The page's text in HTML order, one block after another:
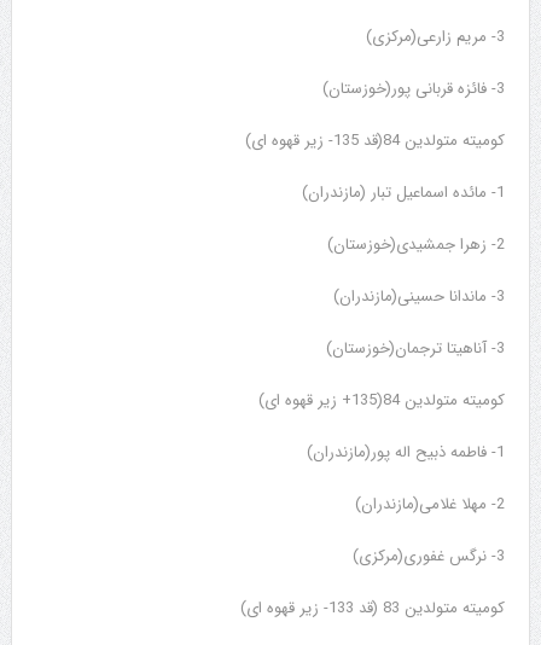
3- مریم زارعی(مرکزی)
3- فائزه قربانی پور(خوزستان)
کومیته متولدین 84(قد 135- زیر قهوه ای)
1- مائده اسماعیل تبار (مازندران)
2- زهرا جمشیدی(خوزستان)
3- ماندانا حسینی(مازندران)
3- آناهیتا ترجمان(خوزستان)
کومیته متولدین 84(135+ زیر قهوه ای)
1- فاطمه ذبیح اله پور(مازندران)
2- مهلا غلامی(مازندران)
3- نرگس غفوری(مرکزی)
کومیته متولدین 83 (قد 133- زیر قهوه ای)